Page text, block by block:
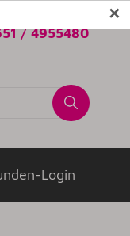
✕
/ 4955480
Login